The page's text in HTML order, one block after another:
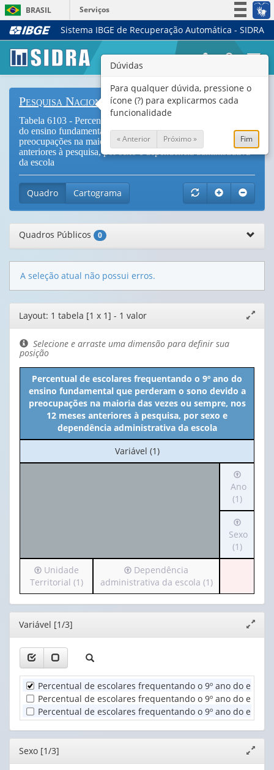
BRASIL
Serviços
Simplifique!
Legislação
Canais
Sistema IBGE de Recuperação Automática - SIDRA
Pesquisa Nacional de Saúde do Escolar
Tabela 6103 - Percentual de escolares frequentando o 9º ano
do ensino fundamental que perderam o sono devido a
preocupações na maioria das vezes ou sempre, nos 12 meses
anteriores à pesquisa, por sexo e dependência administrativa
da escola
Quadro Cartograma
Quadros Públicos 0
A seleção atual não possui erros.
Editor
de
layout
janela
Layout: 1 tabela [1 x 1] - 1 valor
Selecione e arraste uma dimensão para definir sua
posição
Percentual de escolares frequentando o 9º ano do
ensino fundamental que perderam o sono devido a
preocupações na maioria das vezes ou sempre, nos
12 meses anteriores à pesquisa, por sexo e
dependência administrativa da escola
No
cabeçalho:
Variável (1)
Irá
para
o
cabeçalho
(possui
apenas
1
valor):
(1)
Ano
(1)
Irá
para
o
cabeçalho
1
valor):
Sexo
Sexo
(1)
Irá
para
o
cabeçalho
(possui
apenas
valor):
Unidade
Territorial
(1)
Unidade
Territorial (1)
Irá
para
o
cabeçalho
Dependência
administrativa
da
escola
(1)
Dependência
administrativa da escola (1)
Editor
janela
Variável [1/3]
Percentual de escolares frequentando o 9º ano do
Percentual de escolares frequentando o 9º ano do
Percentual de escolares frequentando o 9º ano do
Editor
janela
Sexo [1/3]
Dúvidas
Para qualquer dúvida, pressione o
ícone (?) para explicarmos cada
funcionalidade
« Anterior Próximo » Fim